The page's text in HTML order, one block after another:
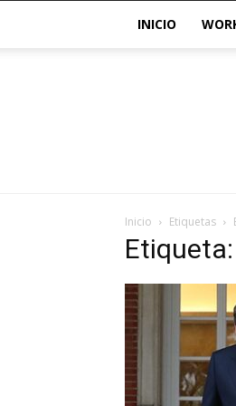
INICIO
Inicio Etiquetas
Etiqueta: